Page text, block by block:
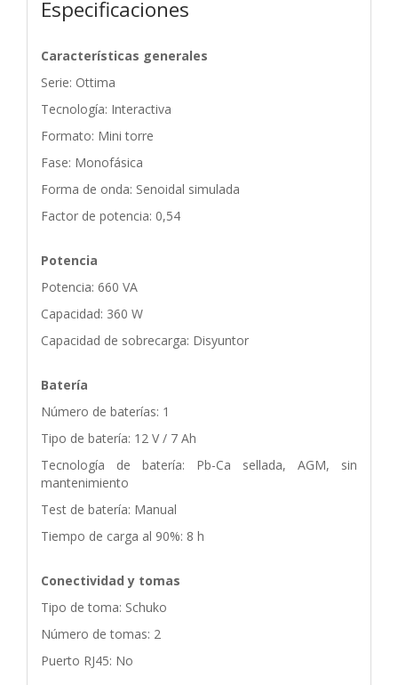
Especificaciones
Características generales
Serie: Ottima
Tecnología: Interactiva
Formato: Mini torre
Fase: Monofásica
Forma de onda: Senoidal simulada
Factor de potencia: 0,54
Potencia
Potencia: 660 VA
Capacidad: 360 W
Capacidad de sobrecarga: Disyuntor
Batería
Número de baterías: 1
Tipo de batería: 12 V / 7 Ah
Tecnología de batería: Pb-Ca sellada, AGM, sin
mantenimiento
Test de batería: Manual
Tiempo de carga al 90%: 8 h
Conectividad y tomas
Tipo de toma: Schuko
Número de tomas: 2
Puerto RJ45: No